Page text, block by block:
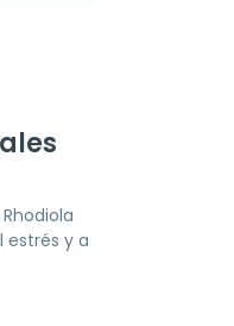
estrés y a